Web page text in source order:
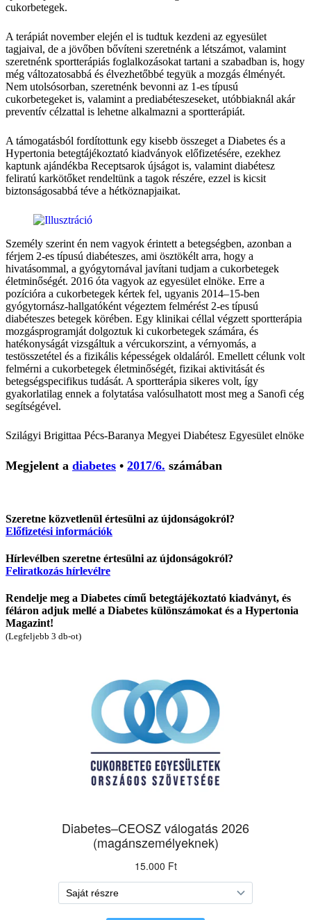
cukorbetegek.
A terápiát november elején el is tudtuk kezdeni az egyesület
tagjaival, de a jövőben bővíteni szeretnénk a létszámot, valamint
szeretnénk sportterápiás foglalkozásokat tartani a szabadban is, hogy
még változatosabbá és élvezhetőbbé tegyük a mozgás élményét.
Nem utolsósorban, szeretnénk bevonni az 1-es típusú
cukorbetegeket is, valamint a prediabéteszeseket, utóbbiaknál akár
preventív célzattal is lehetne alkalmazni a sportterápiát.
A támogatásból fordítottunk egy kisebb összeget a Diabetes és a
Hypertonia betegtájékoztató kiadványok előfizetésére, ezekhez
kaptunk ajándékba Receptsarok újságot is, valamint diabétesz
feliratú karkötőket rendeltünk a tagok részére, ezzel is kicsit
biztonságosabbá téve a hétköznapjaikat.
Személy szerint én nem vagyok érintett a betegségben, azonban a
férjem 2-es típusú diabéteszes, ami ösztökélt arra, hogy a
hivatásommal, a gyógytornával javítani tudjam a cukorbetegek
életminőségét. 2016 óta vagyok az egyesület elnöke. Erre a
pozícióra a cukorbetegek kértek fel, ugyanis 2014–15-ben
gyógytornász-hallgatóként végeztem felmérést 2-es típusú
diabéteszes betegek körében. Egy klinikai céllal végzett sportterápia
mozgásprogramját dolgoztuk ki cukorbetegek számára, és
hatékonyságát vizsgáltuk a vércukorszint, a vérnyomás, a
testösszetétel és a fizikális képességek oldaláról. Emellett célunk volt
felmérni a cukorbetegek életminőségét, fizikai aktivitását és
betegségspecifikus tudását. A sportterápia sikeres volt, így
gyakorlatilag ennek a folytatása valósulhatott most meg a Sanofi cég
segítségével.
Szilágyi Brigittaa Pécs-Baranya Megyei Diabétesz Egyesület elnöke
Megjelent a diabetes • 2017/6. számában
Szeretne közvetlenül értesülni az újdonságokról?
Előfizetési információk
Hírlevélben szeretne értesülni az újdonságokról?
Feliratkozás hírlevélre
Rendelje meg a Diabetes című betegtájékoztató kiadványt, és
féláron adjuk mellé a Diabetes különszámokat és a Hypertonia
Magazint!
(Legfeljebb 3 db-ot)